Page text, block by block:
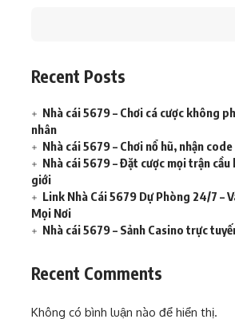
Recent Posts
Nhà cái 5679 – Chơi cá cược không
nhân
Nhà cái 5679 – Chơi nổ hũ, nhận
Nhà cái 5679 – Đặt cược mọi trận
giới
Link Nhà Cái 5679 Dự Phòng 24/7 –
Mọi Nơi
Nhà cái 5679 – Sảnh Casino trực
Recent Comments
Không có bình luận nào để hiển thị.